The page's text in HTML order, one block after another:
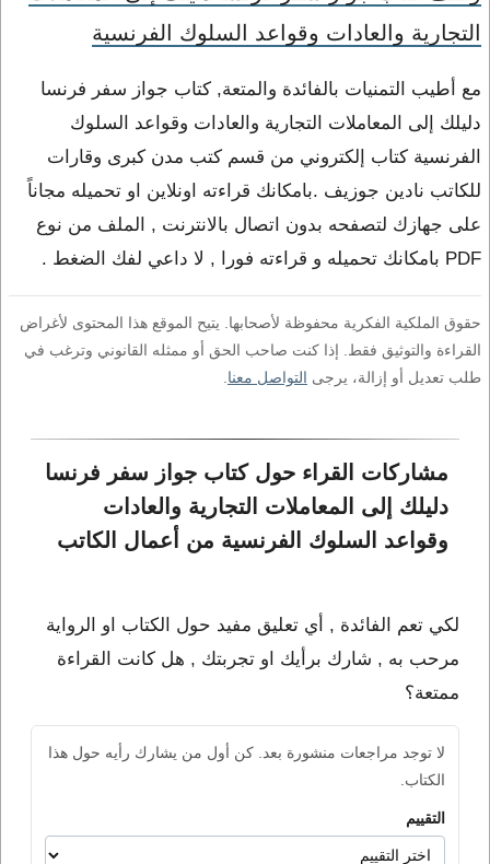
التجارية والعادات وقواعد السلوك الفرنسية
مع أطيب التمنيات بالفائدة والمتعة, كتاب جواز سفر فرنسا
دليلك إلى المعاملات التجارية والعادات وقواعد السلوك
الفرنسية كتاب إلكتروني من قسم كتب مدن كبرى وقارات
للكاتب نادين جوزيف .بامكانك قراءته اونلاين او تحميله مجاناً
على جهازك لتصفحه بدون اتصال بالانترنت , الملف من نوع
PDF بامكانك تحميله و قراءته فورا , لا داعي لفك الضغط .
حقوق الملكية الفكرية محفوظة لأصحابها. يتيح الموقع هذا المحتوى لأغراض
القراءة والتوثيق فقط. إذا كنت صاحب الحق أو ممثله القانوني وترغب في
طلب تعديل أو إزالة، يرجى التواصل معنا
مشاركات القراء حول كتاب جواز سفر فرنسا
دليلك إلى المعاملات التجارية والعادات
وقواعد السلوك الفرنسية من أعمال الكاتب
لكي تعم الفائدة , أي تعليق مفيد حول الكتاب او الرواية
مرحب به , شارك برأيك او تجربتك , هل كانت القراءة
ممتعة؟
لا توجد مراجعات منشورة بعد. كن أول من يشارك رأيه حول هذا
الكتاب.
التقييم